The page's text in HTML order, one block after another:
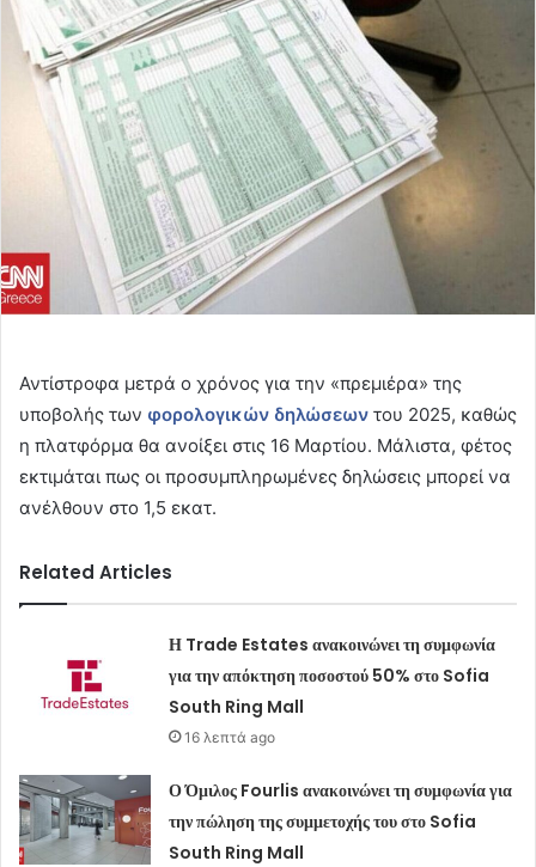
email
Αντίστροφα μετρά ο χρόνος για την «πρεμιέρα» της
υποβολής των φορολογικών δηλώσεων του 2025, καθώς
η πλατφόρμα θα ανοίξει στις 16 Μαρτίου. Μάλιστα, φέτος
εκτιμάται πως οι προσυμπληρωμένες δηλώσεις μπορεί να
ανέλθουν στο 1,5 εκατ.
Related Articles
Η Trade Estates ανακοινώνει τη συμφωνία
για την απόκτηση ποσοστού 50% στο Sofia
South Ring Mall
16 λεπτά ago
Ο Όμιλος Fourlis ανακοινώνει τη συμφωνία για
την πώληση της συμμετοχής του στο Sofia
South Ring Mall